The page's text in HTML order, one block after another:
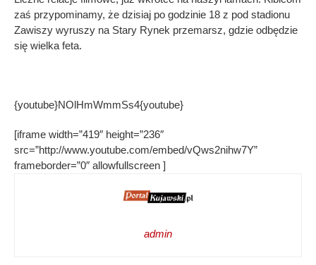
zaś przypominamy, że dzisiaj po godzinie 18 z pod stadionu
Zawiszy wyruszy na Stary Rynek przemarsz, gdzie odbędzie
się wielka feta.
{youtube}NOlHmWmmSs4{youtube}
[iframe width=”419″ height=”236″
src=”http://www.youtube.com/embed/vQws2nihw7Y”
frameborder=”0″ allowfullscreen ]
admin